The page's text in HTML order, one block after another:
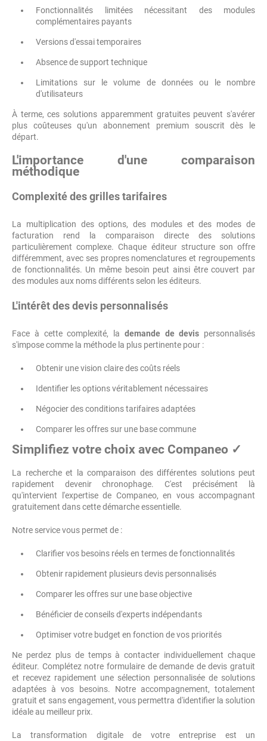
Fonctionnalités limitées nécessitant des modules
complémentaires payants
Versions d'essai temporaires
Absence de support technique
Limitations sur le volume de données ou le nombre
d'utilisateurs
À terme, ces solutions apparemment gratuites peuvent s'avérer
plus coûteuses qu'un abonnement premium souscrit dès le
départ.
L'importance d'une comparaison
méthodique
Complexité des grilles tarifaires
La multiplication des options, des modules et des modes de
facturation rend la comparaison directe des solutions
particulièrement complexe. Chaque éditeur structure son offre
différemment, avec ses propres nomenclatures et regroupements
de fonctionnalités. Un même besoin peut ainsi être couvert par
des modules aux noms différents selon les éditeurs.
L'intérêt des devis personnalisés
Face à cette complexité, la demande de devis personnalisés
s'impose comme la méthode la plus pertinente pour :
Obtenir une vision claire des coûts réels
Identifier les options véritablement nécessaires
Négocier des conditions tarifaires adaptées
Comparer les offres sur une base commune
Simplifiez votre choix avec Companeo ✓
La recherche et la comparaison des différentes solutions peut
rapidement devenir chronophage. C'est précisément là
qu'intervient l'expertise de Companeo, en vous accompagnant
gratuitement dans cette démarche essentielle.
Notre service vous permet de :
Clarifier vos besoins réels en termes de fonctionnalités
Obtenir rapidement plusieurs devis personnalisés
Comparer les offres sur une base objective
Bénéficier de conseils d'experts indépendants
Optimiser votre budget en fonction de vos priorités
Ne perdez plus de temps à contacter individuellement chaque
éditeur. Complétez notre formulaire de demande de devis gratuit
et recevez rapidement une sélection personnalisée de solutions
adaptées à vos besoins. Notre accompagnement, totalement
gratuit et sans engagement, vous permettra d'identifier la solution
idéale au meilleur prix.
La transformation digitale de votre entreprise est un